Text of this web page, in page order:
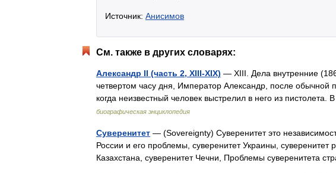
Источник: Анисимов
См. также в других словарях:
Александр II (часть 2, XIII-XIX) — XIII. Дела внутренние
четвертом часу дня, Император Александр, после обычной
когда неизвестный человек выстрелил в него из
биографическая энциклопедия
Суверенитет — (Sovereignty) Суверенитет это
России и его проблемы, суверенитет Украины, суверенитет
Казахстана, суверенитет Чечни, Проблемы суверенитета